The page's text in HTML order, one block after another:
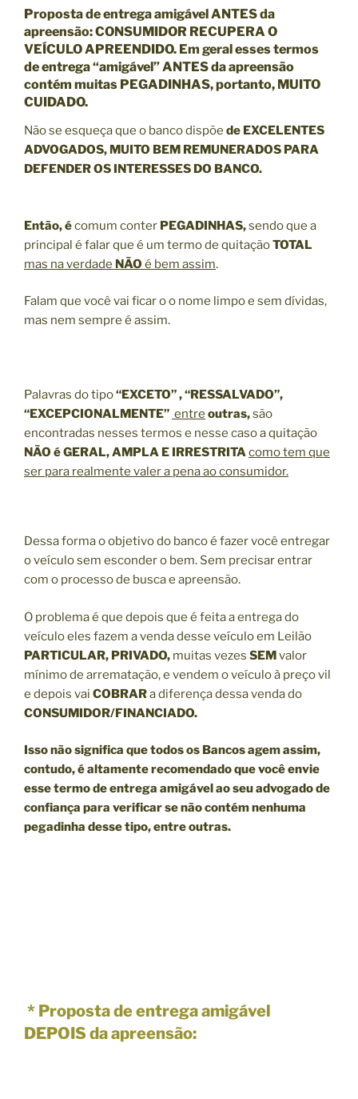
Proposta de entrega amigável ANTES da
apreensão: CONSUMIDOR RECUPERA O
VEÍCULO APREENDIDO. Em geral esses termos
de entrega “amigável” ANTES da apreensão
contém muitas PEGADINHAS, portanto, MUITO
CUIDADO.
Não se esqueça que o banco dispõe de EXCELENTES
ADVOGADOS, MUITO BEM REMUNERADOS PARA
DEFENDER OS INTERESSES DO BANCO.
Então, écomum conter PEGADINHAS,sendo que a
principal é falar que é um termo de quitaçãoTOTAL
mas na verdade NÃO é bem assim.
Falam que você vai ficar o o nome limpo e sem dívidas,
mas nem sempre é assim.
Palavras do tipo“EXCETO” , “RESSALVADO”,
“EXCEPCIONALMENTE” entre outras,são
encontradas nesses termos e nesse caso a quitação
NÃO é GERAL, AMPLA E IRRESTRITAcomo tem que
ser para realmente valer a pena ao consumidor.
Dessa forma o objetivo do banco é fazer você entregar
o veículo sem esconder o bem. Sem precisar entrar
com o processo de busca e apreensão.
O problema é que depois que é feita a entrega do
veículo eles fazem a venda desse veículo em Leilão
PARTICULAR, PRIVADO, muitas vezes SEMvalor
mínimo de arrematação, e vendem o veículo à preço vil
e depois vai COBRARa diferença dessa venda do
CONSUMIDOR/FINANCIADO.
Isso não significa que todos os Bancos agem assim,
contudo, é altamente recomendado que você envie
esse termo de entrega amigável ao seu advogado de
confiança para verificar se não contém nenhuma
pegadinha desse tipo, entre outras.
* Proposta de entrega amigável
DEPOIS da apreensão: